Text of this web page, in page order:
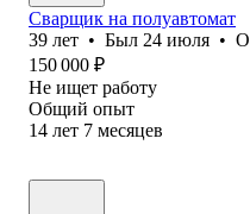
Сварщик на полуавтомат
39 лет • Был 24 июля •
150 000 ₽
Не ищет работу
Общий опыт
14 лет 7 месяцев